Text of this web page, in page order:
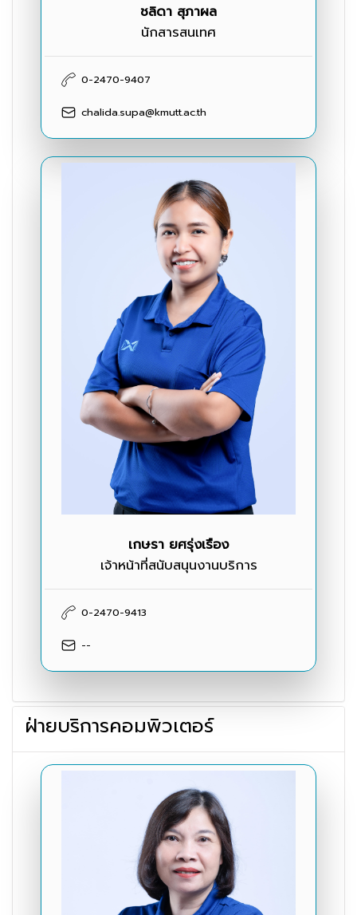
ชลิดา สุภาผล
นักสารสนเทศ
0-2470-9407
chalida.supa@kmutt.ac.th
เกษรา ยศรุ่งเรือง
เจ้าหน้าที่สนับสนุนงานบริการ
0-2470-9413
--
ฝ่ายบริการคอมพิวเตอร์